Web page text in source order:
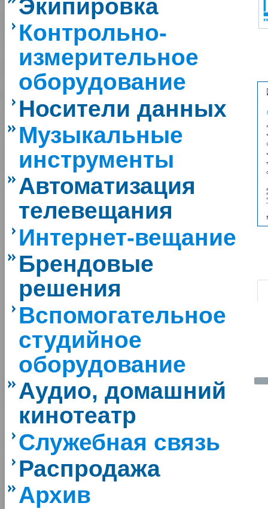
Экипировка
Контрольно-
измерительное
оборудование
Носители данных
Музыкальные
инструменты
Автоматизация
телевещания
Интернет-вещание
Брендовые
решения
Вспомогательное
студийное
оборудование
Аудио, домашний
кинотеатр
Служебная связь
Распродажа
Архив